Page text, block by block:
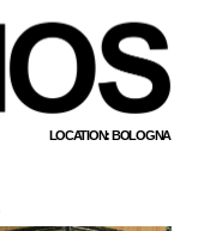
LOCATION: BOLOGNA